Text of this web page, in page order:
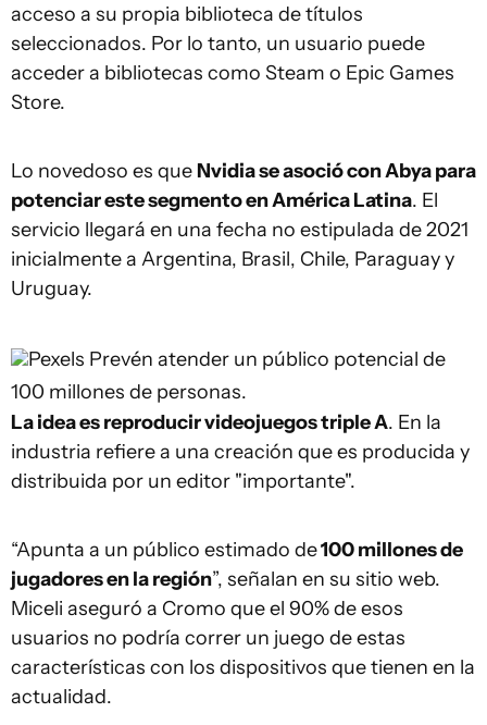
acceso a su propia biblioteca de títulos
seleccionados. Por lo tanto, un usuario puede
acceder a bibliotecas como Steam o Epic Games
Store.
Lo novedoso es que Nvidia se asoció con Abya para
potenciar este segmento en América Latina. El
servicio llegará en una fecha no estipulada de 2021
inicialmente a Argentina, Brasil, Chile, Paraguay y
Uruguay.
Pexels Prevén atender un público potencial de
100 millones de personas.
La idea es reproducir videojuegos triple A. En la
industria refiere a una creación que es producida y
distribuida por un editor "importante".
“Apunta a un público estimado de100 millones de
jugadores en la región”, señalan en su sitio web.
Miceli aseguró a Cromo que el 90% de esos
usuarios no podría correr un juego de estas
características con los dispositivos que tienen en la
actualidad.